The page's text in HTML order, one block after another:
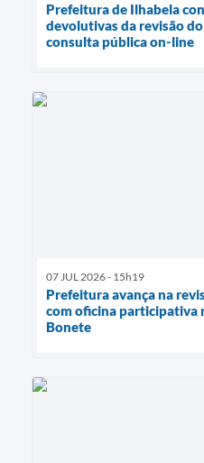
Prefeitura de Ilhabela
devolutivas da revisão
consulta pública on-line
07 JUL 2026 - 15h19
Prefeitura avança na
com oficina participativa
Bonete